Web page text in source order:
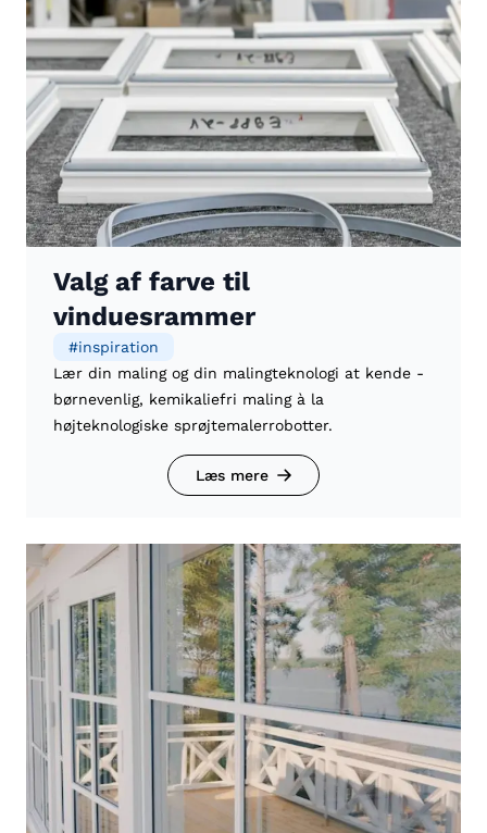
Valg af farve til
vinduesrammer
#inspiration
Lær din maling og din malingteknologi at kende -
børnevenlig, kemikaliefri maling à la
højteknologiske sprøjtemalerrobotter.
Læs mere